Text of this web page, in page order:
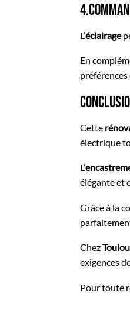
L’éclairage
En
Cette
électrique
L’
élégante et
Grâce à la
Chez
exigences
Pour toute